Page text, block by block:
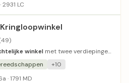
2931 LC
winkel met twee verdiepingen
+10
· 1791 MD